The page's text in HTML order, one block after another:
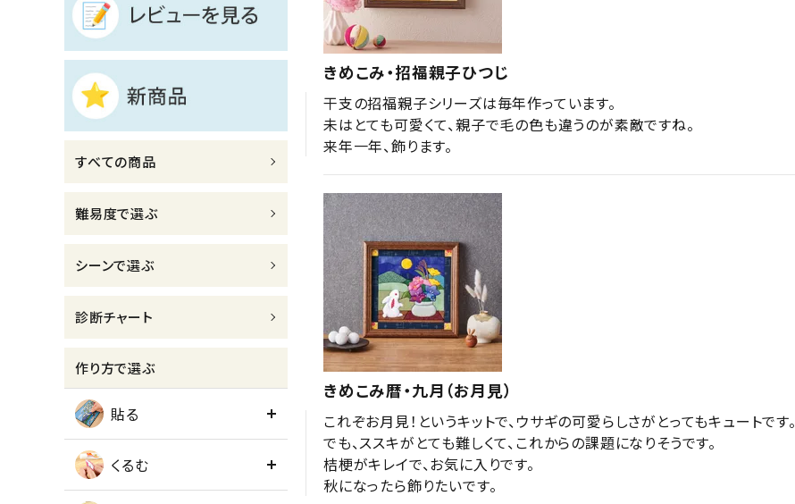
レビューを見る
コーポレートサイト
実店舗案内
デイサービス／
お問い合わせ
ACCOUNT MENU
ログイン person
すべての商品
難易度で選ぶ
シーンで選ぶ
診断チャート
作り方で選ぶ
貼る
くるむ
きめこみ・招福親子ひつじ
干支の招福親子シリーズは毎年作っています。
未はとても可愛くて、親子で毛の色も違うのが素敵ですね。
来年一年、飾ります。
きめこみ暦・九月（お月見）
これぞお月見！というキットで、ウサギの可愛らしさがとってもキュートです。
でも、ススキがとても難しくて、これからの課題になりそうです。
桔梗がキレイで、お気に入りです。
秋になったら飾りたいです。